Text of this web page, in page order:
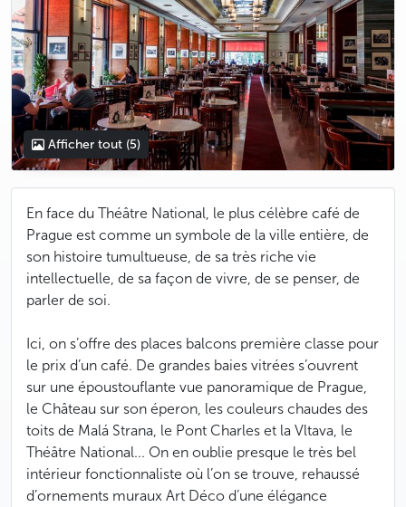
Afficher tout (5)
En face du Théâtre National, le plus célèbre café de
Prague est comme un symbole de la ville entière, de
son histoire tumultueuse, de sa très riche vie
intellectuelle, de sa façon de vivre, de se penser, de
parler de soi.
Ici, on s’offre des places balcons première classe pour
le prix d’un café. De grandes baies vitrées s’ouvrent
sur une époustouflante vue panoramique de Prague,
le Château sur son éperon, les couleurs chaudes des
toits de Malá Strana, le Pont Charles et la Vltava, le
Théâtre National... On en oublie presque le très bel
intérieur fonctionnaliste où l’on se trouve, rehaussé
d’ornements muraux Art Déco d’une élégance